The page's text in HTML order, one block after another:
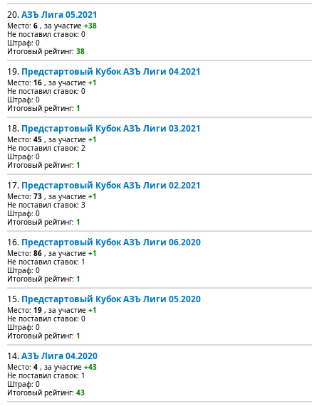
20.АЗЪ Лига 05.2021
Место: 6 , за участие +38
Не поставил ставок: 0
Штраф: 0
Итоговый рейтинг: 38
19. Предстартовый Кубок АЗЪ Лиги 04.2021
Место: 16 , за участие +1
Не поставил ставок: 0
Штраф: 0
Итоговый рейтинг: 1
18. Предстартовый Кубок АЗЪ Лиги 03.2021
Место: 45 , за участие +1
Не поставил ставок: 2
Штраф: 0
Итоговый рейтинг: 1
17. Предстартовый Кубок АЗЪ Лиги 02.2021
Место: 73 , за участие +1
Не поставил ставок: 3
Штраф: 0
Итоговый рейтинг: 1
16. Предстартовый Кубок АЗЪ Лиги 06.2020
Место: 86 , за участие +1
Не поставил ставок: 1
Штраф: 0
Итоговый рейтинг: 1
15. Предстартовый Кубок АЗЪ Лиги 05.2020
Место: 19 , за участие +1
Не поставил ставок: 0
Штраф: 0
Итоговый рейтинг: 1
14.АЗЪ Лига 04.2020
Место: 4 , за участие +43
Не поставил ставок: 1
Штраф: 0
Итоговый рейтинг: 43